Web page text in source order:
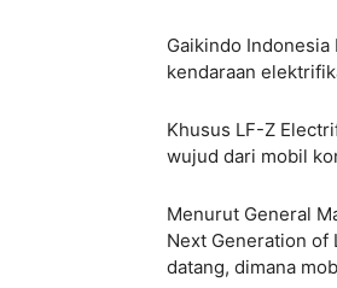
Gaikindo Indonesia
kendaraan
Khusus LF-Z
wujud dari mobil
Menurut General
Next Generation of
datang, dimana